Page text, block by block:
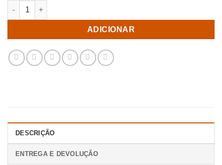
Quantidade de Sofá Cama Bege Metal-Madeira Quarto 181 X 88
ADICIONAR
DESCRIÇÃO
ENTREGA E DEVOLUÇÃO